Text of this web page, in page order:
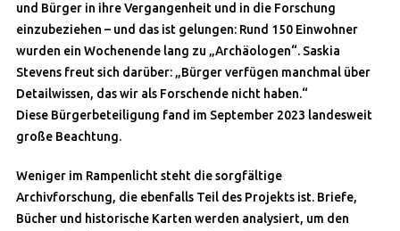
und Bürger in ihre Vergangenheit und in die Forschung
einzubeziehen – und das ist gelungen: Rund 150 Einwohner
wurden ein Wochenende lang zu „Archäologen“. Saskia
Stevens freut sich darüber: „Bürger verfügen manchmal über
Detailwissen, das wir als Forschende nicht haben.“
Diese Bürgerbeteiligung fand im September 2023 landesweit
große Beachtung.
Weniger im Rampenlicht steht die sorgfältige
Archivforschung, die ebenfalls Teil des Projekts ist. Briefe,
Bücher und historische Karten werden analysiert, um den